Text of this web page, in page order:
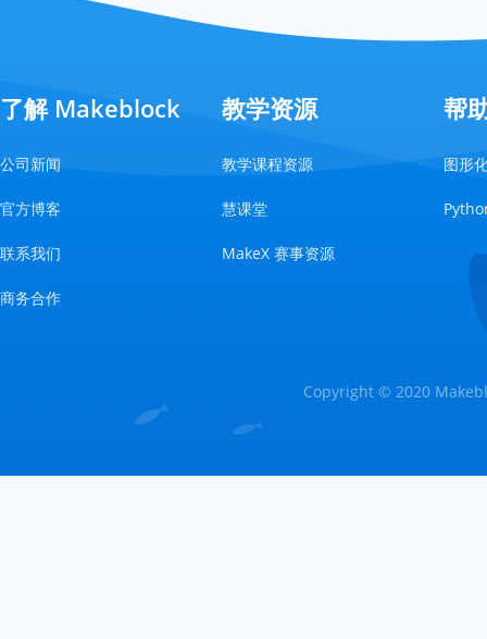
了解 Makeblock
公司新闻
官方博客
联系我们
商务合作
教学资源
教学课程资源
慧课堂
MakeX 赛事资源
帮
图形
Copyright © 2020